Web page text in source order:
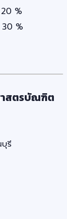
%
30 %
าสตรบัณฑิต
รี